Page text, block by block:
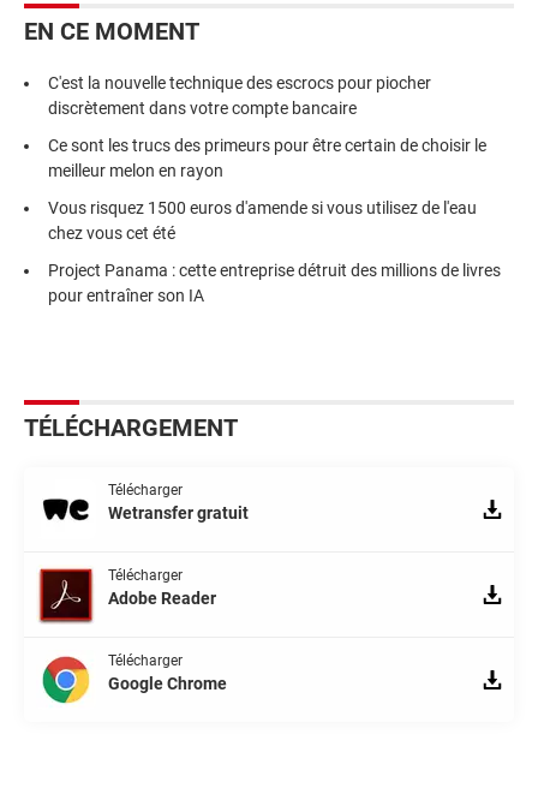
EN CE MOMENT
C'est la nouvelle technique des escrocs pour piocher
discrètement dans votre compte bancaire
Ce sont les trucs des primeurs pour être certain de choisir le
meilleur melon en rayon
Vous risquez 1500 euros d'amende si vous utilisez de l'eau
chez vous cet été
Project Panama : cette entreprise détruit des millions de livres
pour entraîner son IA
TÉLÉCHARGEMENT
Télécharger
Wetransfer gratuit
Télécharger
Adobe Reader
Télécharger
Google Chrome